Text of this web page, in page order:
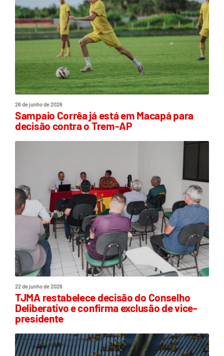
26 de junho de 2026
Sampaio Corrêa já está em Macapá para
decisão contra o Trem-AP
22 de junho de 2026
TJMA restabelece decisão do Conselho
Deliberativo e confirma exclusão de vice-
presidente